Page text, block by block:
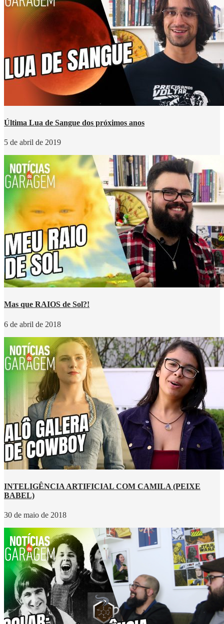
Última Lua de Sangue dos próximos anos
5 de abril de 2019
Mas que RAIOS de Sol?!
6 de abril de 2018
INTELIGÊNCIA ARTIFICIAL COM CAMILA (PEIXE
BABEL)
30 de maio de 2018